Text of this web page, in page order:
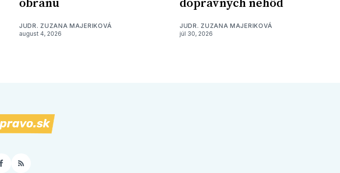
obranu
JUDR. ZUZANA MAJERIKOVÁ
august 4, 2026
dopravných nehôd
JUDR. ZUZANA MAJERIKOVÁ
júl 30, 2026
Facebook
RSS